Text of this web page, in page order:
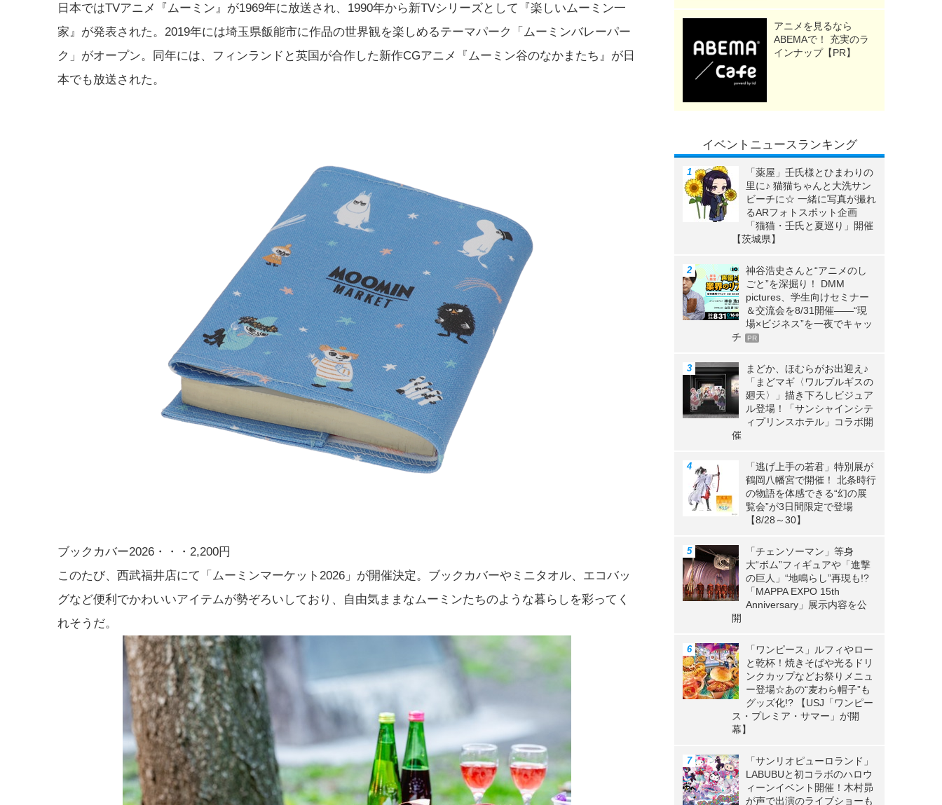
日本ではTVアニメ『ムーミン』が1969年に放送され、1990年から新TVシリーズとして『楽しいムーミン一
家』が発表された。2019年には埼玉県飯能市に作品の世界観を楽しめるテーマパーク「ムーミンバレーパー
ク」がオープン。同年には、フィンランドと英国が合作した新作CGアニメ『ムーミン谷のなかまたち』が日
本でも放送された。
ブックカバー2026・・・2,200円
このたび、西武福井店にて「ムーミンマーケット2026」が開催決定。ブックカバーやミニタオル、エコバッ
グなど便利でかわいいアイテムが勢ぞろいしており、自由気ままなムーミンたちのような暮らしを彩ってく
れそうだ。
アニメを見るなら
ABEMAで！ 充実のラ
インナップ【PR】
イベントニュースランキング
「薬屋」壬氏様とひまわりの
里に♪ 猫猫ちゃんと大洗サン
ビーチに☆ 一緒に写真が撮れ
るARフォトスポット企画
「猫猫・壬氏と夏巡り」開催
【茨城県】
神谷浩史さんと“アニメのし
ごと”を深掘り！ DMM
pictures、学生向けセミナー
＆交流会を8/31開催――“現
場×ビジネス”を一夜でキャッ
チ
PR
まどか、ほむらがお出迎え♪
「まどマギ〈ワルプルギスの
廻天〉」描き下ろしビジュア
ル登場！「サンシャインシテ
ィプリンスホテル」コラボ開
催
「逃げ上手の若君」特別展が
鶴岡八幡宮で開催！ 北条時行
の物語を体感できる“幻の展
覧会”が3日間限定で登場
【8/28～30】
「チェンソーマン」等身
大“ボム”フィギュアや「進撃
の巨人」“地鳴らし”再現も!?
「MAPPA EXPO 15th
Anniversary」展示内容を公
開
「ワンピース」ルフィやロー
と乾杯！焼きそばや光るドリ
ンクカップなどお祭りメニュ
ー登場☆あの“麦わら帽子”も
グッズ化!? 【USJ「ワンピー
ス・プレミア・サマー」が開
幕】
「サンリオピューロランド」
LABUBUと初コラボのハロウ
ィーンイベント開催！木村昴
が声で出演のライブショーも